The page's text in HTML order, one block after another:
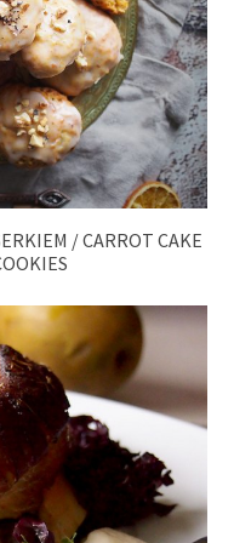
/ CARROT CAKE